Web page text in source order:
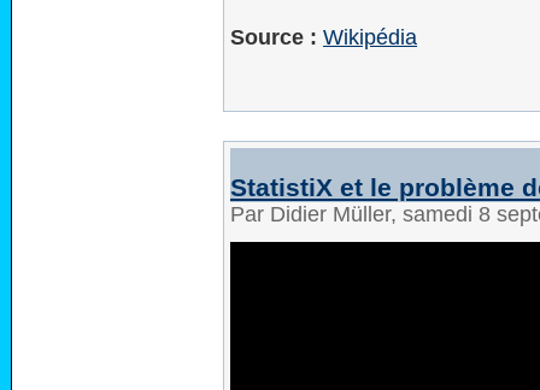
Source : Wikipédia
StatistiX et le problème
Par Didier Müller, samedi 8